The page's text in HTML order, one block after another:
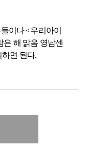
들이나<우리아이
은 해 맑음 영남센
하면 된다.